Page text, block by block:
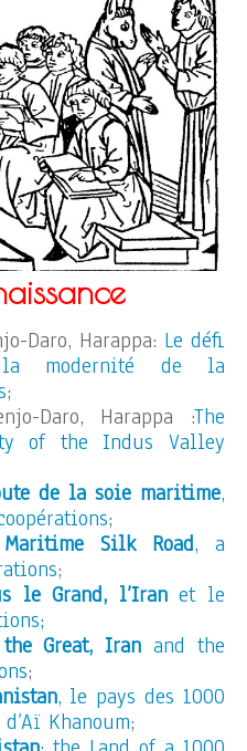
Daro, Harappa: Le défi
modernité de la
;
Daro, Harappa :The
of the Indus Valley
de la soie maritime,
;
Maritime Silk Road, a
;
le Grand, l’Iranet le
Great, Iran and the
;
, le pays des 1000
Khanoum;